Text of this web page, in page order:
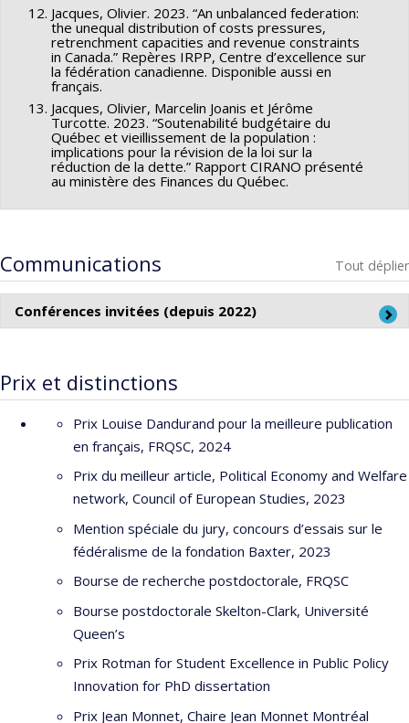
Jacques, Olivier. 2023. “An unbalanced federation:
the unequal distribution of costs pressures,
retrenchment capacities and revenue constraints
in Canada.” Repères IRPP, Centre d’excellence sur
la fédération canadienne. Disponible aussi en
français.
Jacques, Olivier, Marcelin Joanis et Jérôme
Turcotte. 2023. “Soutenabilité budgétaire du
Québec et vieillissement de la population :
implications pour la révision de la loi sur la
réduction de la dette.” Rapport CIRANO présenté
au ministère des Finances du Québec.
Communications Tout déplier
Conférences invitées (depuis 2022)
imbalance » Fiscal Federalism and the Future of Canadian
Federalism. Institute of Intergovernmental Relations,
Queen’s University.
2026« Celebrating Tom Courchene : Federalism,
Regionalism and Equalization. » School of Policy Studies,
Queen’s University
2026« Midi connexion : Comment un chercheur peut-il
influencer les politiques publiques. » Maison des affaires
publiques et internationales, Université de Montréal.
2026« L’évolution du privé en santé : ce qu’en pensent
les Québécois. » Présentation au CEPSEM.
2025 « Intergenerational Conflicts and the Politics of
Health Care. » Departmental Speaker Series, Concordia
Department of Political Science; et série de conférence de la
Prix et distinctions
Prix Louise Dandurand pour la meilleure publication
en français, FRQSC, 2024
Prix du meilleur article, Political Economy and Welfare
network, Council of European Studies, 2023
Mention spéciale du jury, concours d’essais sur le
fédéralisme de la fondation Baxter, 2023
Bourse de recherche postdoctorale, FRQSC
Bourse postdoctorale Skelton-Clark, Université
Queen’s
Prix Rotman for Student Excellence in Public Policy
Innovation for PhD dissertation
Prix Jean Monnet, Chaire Jean Monnet Montréal